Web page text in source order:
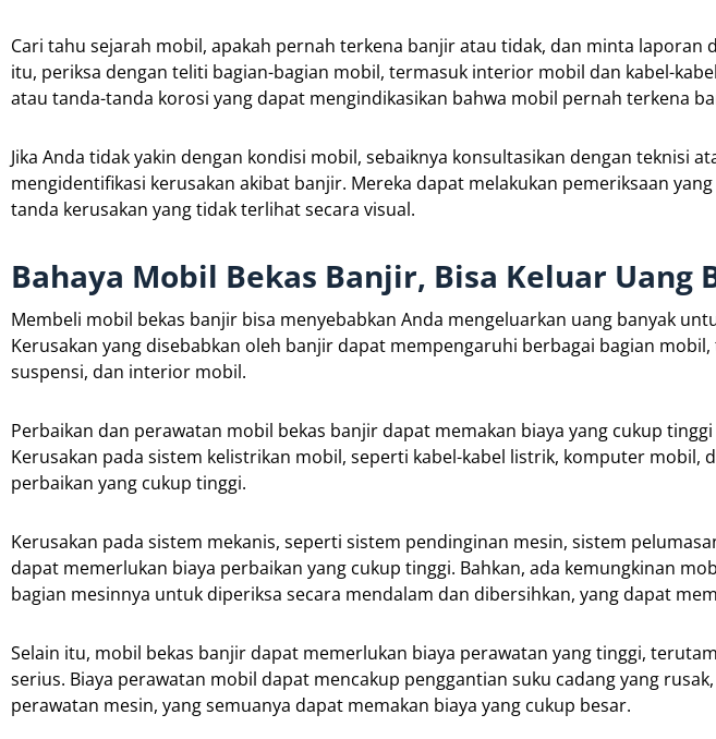
Cari tahu sejarah mobil, apakah pernah terkena banjir atau tidak, dan minta laporan
itu, periksa dengan teliti bagian-bagian mobil, termasuk interior mobil dan kabel-
atau tanda-tanda korosi yang dapat mengindikasikan bahwa mobil pernah terkena
Jika Anda tidak yakin dengan kondisi mobil, sebaiknya konsultasikan dengan teknisi
mengidentifikasi kerusakan akibat banjir. Mereka dapat melakukan pemeriksaan
tanda kerusakan yang tidak terlihat secara visual.
Bahaya Mobil Bekas Banjir, Bisa Keluar Uang
Membeli mobil bekas banjir bisa menyebabkan Anda mengeluarkan uang banyak
Kerusakan yang disebabkan oleh banjir dapat mempengaruhi berbagai bagian
suspensi, dan interior mobil.
Perbaikan dan perawatan mobil bekas banjir dapat memakan biaya yang cukup
Kerusakan pada sistem kelistrikan mobil, seperti kabel-kabel listrik, komputer mobil,
perbaikan yang cukup tinggi.
Kerusakan pada sistem mekanis, seperti sistem pendinginan mesin, sistem
dapat memerlukan biaya perbaikan yang cukup tinggi. Bahkan, ada kemungkinan
bagian mesinnya untuk diperiksa secara mendalam dan dibersihkan, yang dapat
Selain itu, mobil bekas banjir dapat memerlukan biaya perawatan yang tinggi,
serius. Biaya perawatan mobil dapat mencakup penggantian suku cadang yang
perawatan mesin, yang semuanya dapat memakan biaya yang cukup besar.